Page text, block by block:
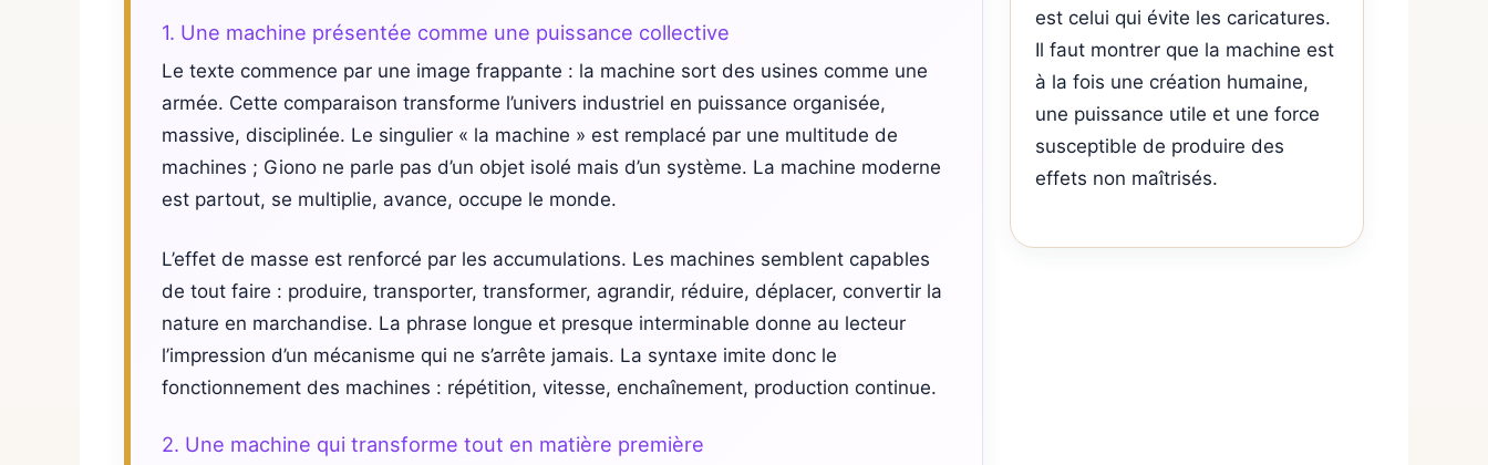
1. Une machine présentée comme une puissance collective
Le texte commence par une image frappante : la machine sort des usines comme une
armée. Cette comparaison transforme l’univers industriel en puissance organisée,
massive, disciplinée. Le singulier « la machine » est remplacé par une multitude de
machines ; Giono ne parle pas d’un objet isolé mais d’un système. La machine moderne
est partout, se multiplie, avance, occupe le monde.
L’effet de masse est renforcé par les accumulations. Les machines semblent capables
de tout faire : produire, transporter, transformer, agrandir, réduire, déplacer, convertir la
nature en marchandise. La phrase longue et presque interminable donne au lecteur
l’impression d’un mécanisme qui ne s’arrête jamais. La syntaxe imite donc le
fonctionnement des machines : répétition, vitesse, enchaînement, production continue.
2. Une machine qui transforme tout en matière première
est celui qui évite les caricatures.
Il faut montrer que la machine est
à la fois une création humaine,
une puissance utile et une force
susceptible de produire des
effets non maîtrisés.